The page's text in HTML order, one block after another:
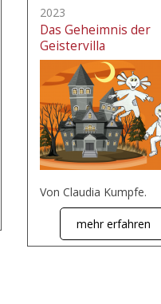
2023
Das Geheimnis der
Geistervilla
Von Claudia Kumpfe.
mehr erfahren